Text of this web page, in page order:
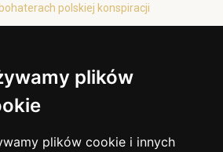
plików
plików cookie i innych
polskiej konspiracji